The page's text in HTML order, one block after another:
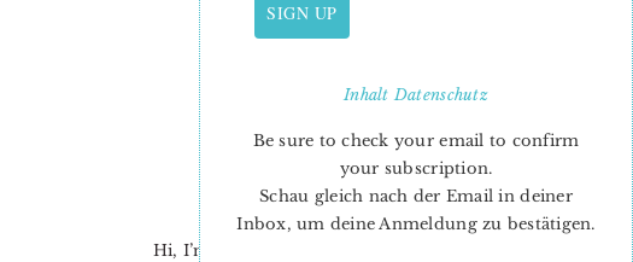
PRIMARY
SIDEBAR
Hi, I’m Nadra. I’m a quilt pattern designer,
SIGN UP
InhaltDatenschutz
Be sure to check your email to confirm
your subscription.
Schau gleich nach der Email in deiner
Inbox, um deine Anmeldung zu bestätigen.